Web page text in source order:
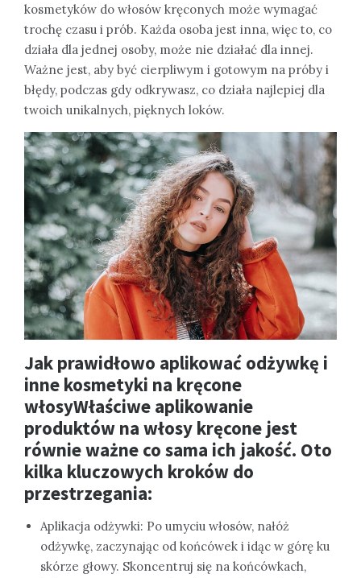
kosmetyków do włosów kręconych może wymagać
trochę czasu i prób. Każda osoba jest inna, więc to, co
działa dla jednej osoby, może nie działać dla innej.
Ważne jest, aby być cierpliwym i gotowym na próby i
błędy, podczas gdy odkrywasz, co działa najlepiej dla
twoich unikalnych, pięknych loków.
Jak prawidłowo aplikować odżywkę i
inne kosmetyki na kręcone
włosyWłaściwe aplikowanie
produktów na włosy kręcone jest
równie ważne co sama ich jakość. Oto
kilka kluczowych kroków do
przestrzegania:
Aplikacja odżywki: Po umyciu włosów, nałóż
odżywkę, zaczynając od końcówek i idąc w górę ku
skórze głowy. Skoncentruj się na końcówkach,